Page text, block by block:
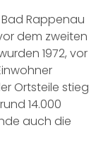
Rappenau
dem zweiten
1972, vor
Ortsteile stieg
14.000
auch die